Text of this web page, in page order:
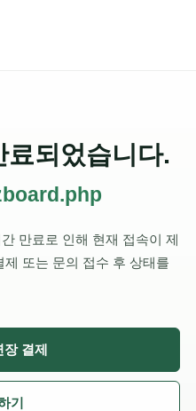
되었습니다.
만료로 인해 현재 접속이 제
또는 문의 접수 후 상태를
장 결제
기